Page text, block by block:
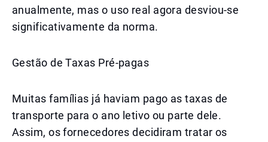
anualmente, mas o uso real agora desviou-se
significativamente da norma.
Gestão de Taxas Pré-pagas
Muitas famílias já haviam pago as taxas de
transporte para o ano letivo ou parte dele.
Assim, os fornecedores decidiram tratar os